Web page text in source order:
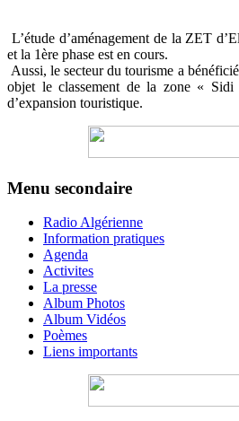
L’étude d’aménagement de la ZET
et la 1ère phase est en cours.
Aussi, le secteur du tourisme a
objet le classement de la zone «
d’expansion touristique.
Menu secondaire
Radio Algérienne
Information pratiques
Agenda
Activites
La presse
Album Photos
Album Vidéos
Poèmes
Liens importants